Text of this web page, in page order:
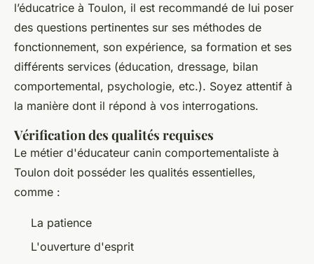
l’éducatrice à Toulon, il est recommandé de lui poser
des questions pertinentes sur ses méthodes de
fonctionnement, son expérience, sa formation et ses
différents services (éducation, dressage, bilan
comportemental, psychologie, etc.). Soyez attentif à
la manière dont il répond à vos interrogations.
Vérification des qualités requises
Le métier d'éducateur canin comportementaliste à
Toulon doit posséder les qualités essentielles,
comme :
La patience
L'ouverture d'esprit